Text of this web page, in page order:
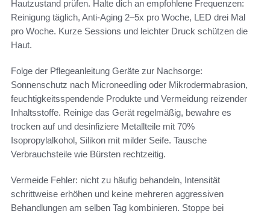
Hautzustand prüfen. Halte dich an empfohlene Frequenzen:
Reinigung täglich, Anti-Aging 2–5x pro Woche, LED drei Mal
pro Woche. Kurze Sessions und leichter Druck schützen die
Haut.
Folge der Pflegeanleitung Geräte zur Nachsorge:
Sonnenschutz nach Microneedling oder Mikrodermabrasion,
feuchtigkeitsspendende Produkte und Vermeidung reizender
Inhaltsstoffe. Reinige das Gerät regelmäßig, bewahre es
trocken auf und desinfiziere Metallteile mit 70%
Isopropylalkohol, Silikon mit milder Seife. Tausche
Verbrauchsteile wie Bürsten rechtzeitig.
Vermeide Fehler: nicht zu häufig behandeln, Intensität
schrittweise erhöhen und keine mehreren aggressiven
Behandlungen am selben Tag kombinieren. Stoppe bei